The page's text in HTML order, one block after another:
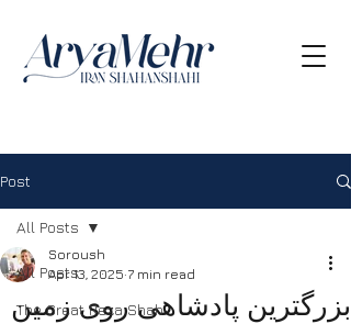
Post
All Posts
The Great Reza Shah
All Posts
بزرگترین پادشاهی روی زمین
Soroush
Apr 13, 2025 7 min read